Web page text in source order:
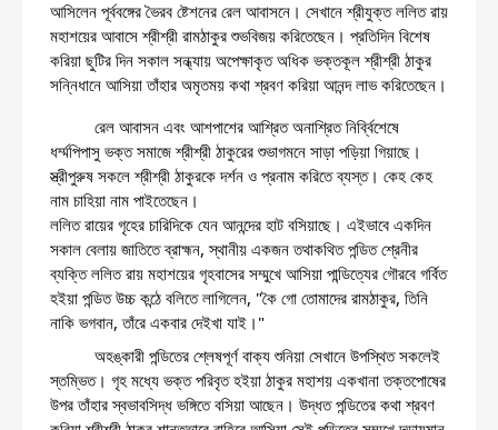
আসিলেন পূর্ববঙ্গের ভৈরব ষ্টেশনের রেল আবাসনে। সেখানে শ্রীযুক্ত ললিত রায়
মহাশয়ের আবাসে শ্রীশ্রী রামঠাকুর শুভবিজয় করিতেছেন। প্রতিদিন বিশেষ
করিয়া ছুটির দিন সকাল সন্ধ্যায় অপেক্ষাকৃত অধিক ভক্তকূল শ্রীশ্রী ঠাকুর
ধর্ম্মপিপাসু ভক্ত সমাজে শ্রীশ্রী ঠাকুরের শুভাগমনে সাড়া পড়িয়া গিয়াছে।
স্ত্রীপুরুষ সকলে শ্রীশ্রী ঠাকুরকে দর্শন ও প্রনাম করিতে ব্যস্ত। কেহ কেহ
নাম চাহিয়া নাম পাইতেছেন।
ললিত রায়ের গৃহের চারিদিকে যেন আনন্দের হাট বসিয়াছে। এইভাবে একদিন
সকাল বেলায় জাতিতে ব্রাহ্মন, স্থানীয় একজন তথাকথিত পন্ডিত শ্রেনীর
ব্যক্তি ললিত রায় মহাশয়ের গৃহবাসের সম্মুখে আসিয়া পান্ডিত্যের গৌরবে গর্বিত
হইয়া পন্ডিত উচ্চ কন্ঠে বলিতে লাগিলেন, "কৈ গো তোমাদের রামঠাকুর, তিনি
নাকি ভগবান, তাঁরে একবার দেইখা যাই।"
স্তম্ভিত। গৃহ মধ্যে ভক্ত পরিবৃত হইয়া ঠাকুর মহাশয় একখানা তক্তপোষের
উপর তাঁহার স্বভাবসিদ্ধ ভঙ্গিতে বসিয়া আছেন। উদ্ধত পন্ডিতের কথা শ্রবণ